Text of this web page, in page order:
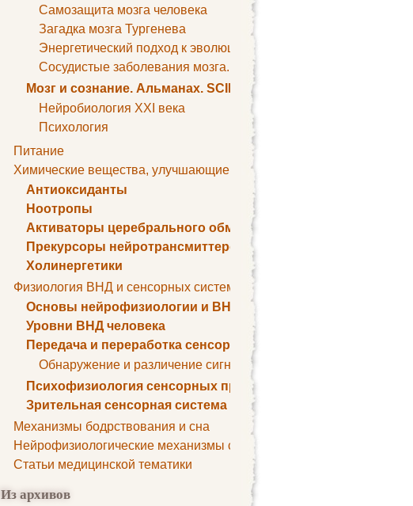
Самозащита мозга человека
Загадка мозга Тургенева
Энергетический подход к эволюции мозга
Сосудистые заболевания мозга. Все может начаться с
Мозг и сознание. Альманах. SCIENTIFIC AMERICAN
Нейробиология XXI века
Психология
Питание
Химические вещества, улучшающие умственные способности
Антиоксиданты
Ноотропы
Активаторы церебрального обмена веществ
Прекурсоры нейротрансмиттеров
Холинергетики
Физиология ВНД и сенсорных систем
Основы нейрофизиологии и ВНД
Уровни ВНД человека
Передача и переработка сенсорных сигналов
Обнаружение и различение сигналов. Сенсорная рецепция
Психофизиология сенсорных процессов
Зрительная сенсорная система
Механизмы бодрствования и сна
Нейрофизиологические механизмы сна
Статьи медицинской тематики
Из архивов